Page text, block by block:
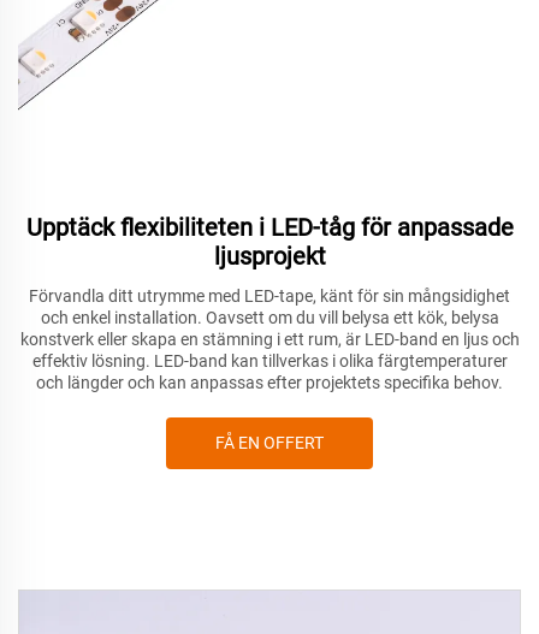
Upptäck flexibiliteten i LED-tåg för anpassade
ljusprojekt
Förvandla ditt utrymme med LED-tape, känt för sin mångsidighet
och enkel installation. Oavsett om du vill belysa ett kök, belysa
konstverk eller skapa en stämning i ett rum, är LED-band en ljus och
effektiv lösning. LED-band kan tillverkas i olika färgtemperaturer
och längder och kan anpassas efter projektets specifika behov.
FÅ EN OFFERT